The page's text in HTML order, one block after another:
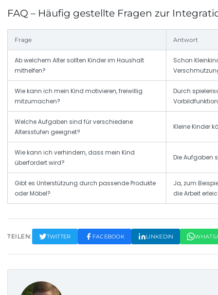
FAQ – Häufig gestellte Fragen zur
Frage Antwort
Ab welchem Alter sollten Kinder im Haushalt
mithelfen?
Schon
Wie kann ich mein Kind motivieren, freiwillig
mitzumachen?
Durch
Welche Aufgaben sind für verschiedene
Altersstufen geeignet?
Kleine Kinder
Wie kann ich verhindern, dass mein Kind
überfordert wird?
Die Aufgaben
Gibt es Unterstützung durch passende Produkte
oder Möbel?
Ja, zum
die Arbeit
TEILEN: TWITTER FACEBOOK LINKEDIN